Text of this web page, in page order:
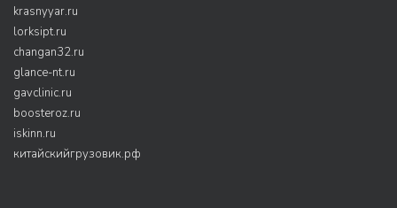
krasnyyar.ru
lorksipt.ru
changan32.ru
glance-nt.ru
gavclinic.ru
boosteroz.ru
iskinn.ru
китайскийгрузовик.рф